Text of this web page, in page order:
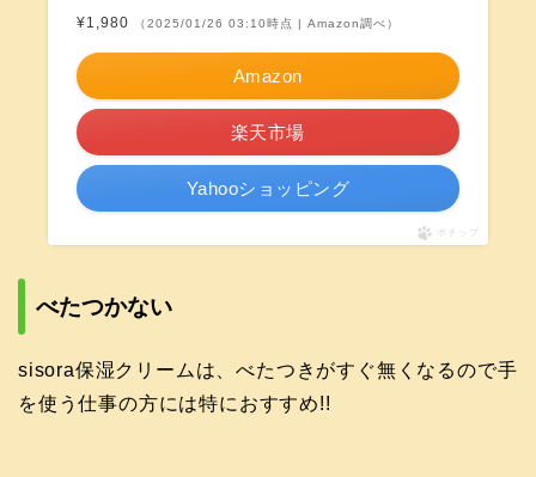
¥1,980 （2025/01/26 03:10時点 | Amazon調べ）
Amazon
楽天市場
Yahooショッピング
ポチップ
べたつかない
sisora保湿クリームは、べたつきがすぐ無くなるので手
を使う仕事の方には特におすすめ!!